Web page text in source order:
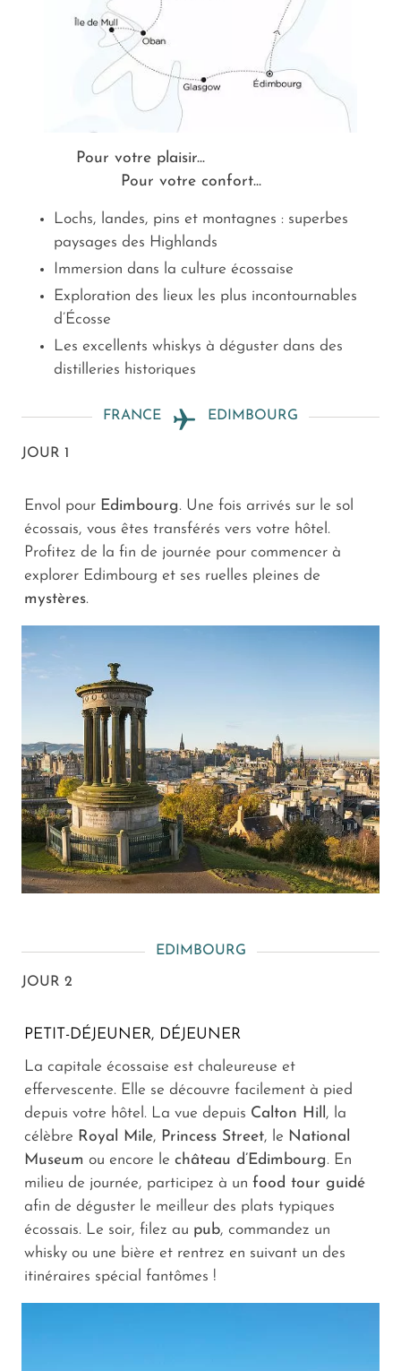
Pour votre plaisir...
Pour votre confort...
Lochs, landes, pins et montagnes : superbes
paysages des Highlands
Immersion dans la culture écossaise
Exploration des lieux les plus incontournables
d’Écosse
Les excellents whiskys à déguster dans des
distilleries historiques
FRANCE EDIMBOURG
JOUR 1
Envol pour Edimbourg. Une fois arrivés sur le sol
écossais, vous êtes transférés vers votre hôtel.
Profitez de la fin de journée pour commencer à
explorer Edimbourg et ses ruelles pleines de
mystères.
EDIMBOURG
JOUR 2
PETIT-DÉJEUNER, DÉJEUNER
La capitale écossaise est chaleureuse et
effervescente. Elle se découvre facilement à pied
depuis votre hôtel. La vue depuis Calton Hill, la
célèbre Royal Mile, Princess Street, le National
Museum ou encore le château d’Edimbourg. En
milieu de journée, participez à un food tour guidé
afin de déguster le meilleur des plats typiques
écossais. Le soir, filez au pub, commandez un
whisky ou une bière et rentrez en suivant un des
itinéraires spécial fantômes !